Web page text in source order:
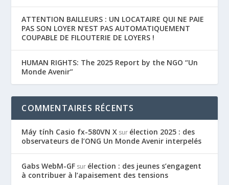
ATTENTION BAILLEURS : UN LOCATAIRE QUI NE PAIE
PAS SON LOYER N’EST PAS AUTOMATIQUEMENT
COUPABLE DE FILOUTERIE DE LOYERS !
HUMAN RIGHTS: The 2025 Report by the NGO “Un
Monde Avenir”
COMMENTAIRES RÉCENTS
Máy tính Casio fx-580VN X sur élection 2025 : des
observateurs de l’ONG Un Monde Avenir interpelés
Gabs WebM-GF sur élection : des jeunes s’engagent
à contribuer à l’apaisement des tensions